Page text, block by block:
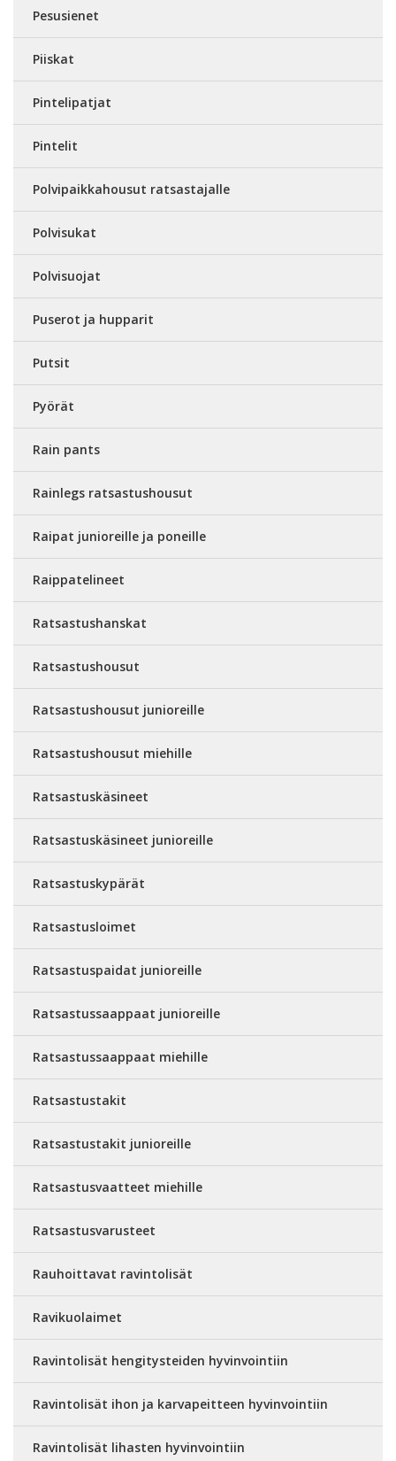
Pesusienet
Piiskat
Pintelipatjat
Pintelit
Polvipaikkahousut ratsastajalle
Polvisukat
Polvisuojat
Puserot ja hupparit
Putsit
Pyörät
Rain pants
Rainlegs ratsastushousut
Raipat junioreille ja poneille
Raippatelineet
Ratsastushanskat
Ratsastushousut
Ratsastushousut junioreille
Ratsastushousut miehille
Ratsastuskäsineet
Ratsastuskäsineet junioreille
Ratsastuskypärät
Ratsastusloimet
Ratsastuspaidat junioreille
Ratsastussaappaat junioreille
Ratsastussaappaat miehille
Ratsastustakit
Ratsastustakit junioreille
Ratsastusvaatteet miehille
Ratsastusvarusteet
Rauhoittavat ravintolisät
Ravikuolaimet
Ravintolisät hengitysteiden hyvinvointiin
Ravintolisät ihon ja karvapeitteen hyvinvointiin
Ravintolisät lihasten hyvinvointiin